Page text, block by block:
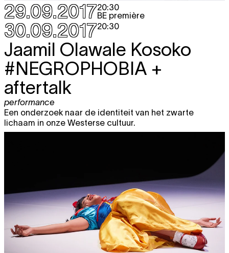
29.09.201720:30
BE première
30.09.201720:30
Jaamil Olawale Kosoko
#NEGROPHOBIA +
aftertalk
performance
Een onderzoek naar de identiteit van het zwarte
lichaam in onze Westerse cultuur.